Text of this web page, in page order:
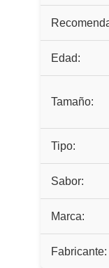
Edad:
Tamaño:
Tipo:
Sabor:
Marca:
Fabricante: